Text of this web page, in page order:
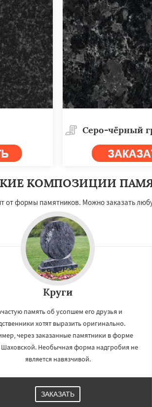
×
Cеро-чёрный
КОМПОЗИЦИИ
от формы памятников. Можно заказать
Круги
память об усопшем его друзья и
хотят выразить оригинально.
через заказанные памятники в форме
Шаховской. Необычная форма надгробия не
является навязчивой.
ЗАКАЗАТЬ
×
Даю согласие на обработку персональных данных